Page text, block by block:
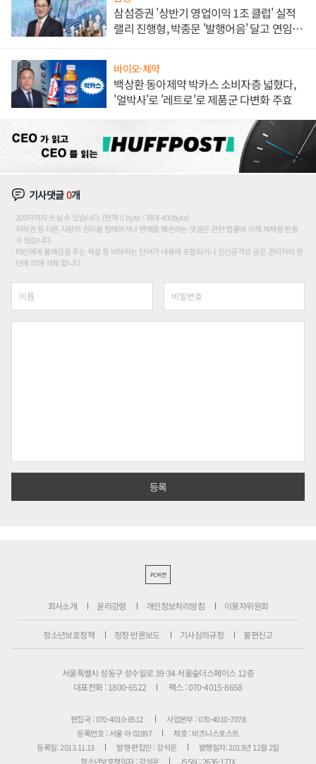
삼섬증권 '상반기 영업이익 1조 클럽' 실적
랠리 진행형, 박종문 '발행어음' 달고 연임 향
바이오·제약
백상환 동아제약 박카스 소비자층 넓혔다,
'얼박사'로 '레트로'로 제품군 다변화 주효
기사댓글0개
200자까지 쓰실 수 있습니다. (현재 0 byte / 최대 400byte)
저작권 등 다른 사람의 권리를 침해하거나 명예를 훼손하는 댓글은 관련 법률에 의해 제재를 받을
수 있습니다.
타인에게 불쾌감을 주는 욕설 등 비하하는 단어가 내용에 포함되거나 인신공격성 글은 관리자의 판
단에 의해 삭제 합니다.
PC버전
회사소개 윤리강령 개인정보처리방침 이용자위원회
청소년보호정책 정정·반론보도 기사심의규정 불편신고
서울특별시 성동구 성수일로 39-34 서울숲더스페이스 12층
대표전화 : 1800-6522
팩스 : 070-4015-8658
편집국 : 070-4010-8512
사업본부 : 070-4010-7078
등록번호 : 서울 아 02897
제호 : 비즈니스포스트
등록일: 2013.11.13
발행·편집인 : 강석운
발행일자: 2013년 12월 2일
청소년보호책임자 : 강석운
ISSN : 2636-171X